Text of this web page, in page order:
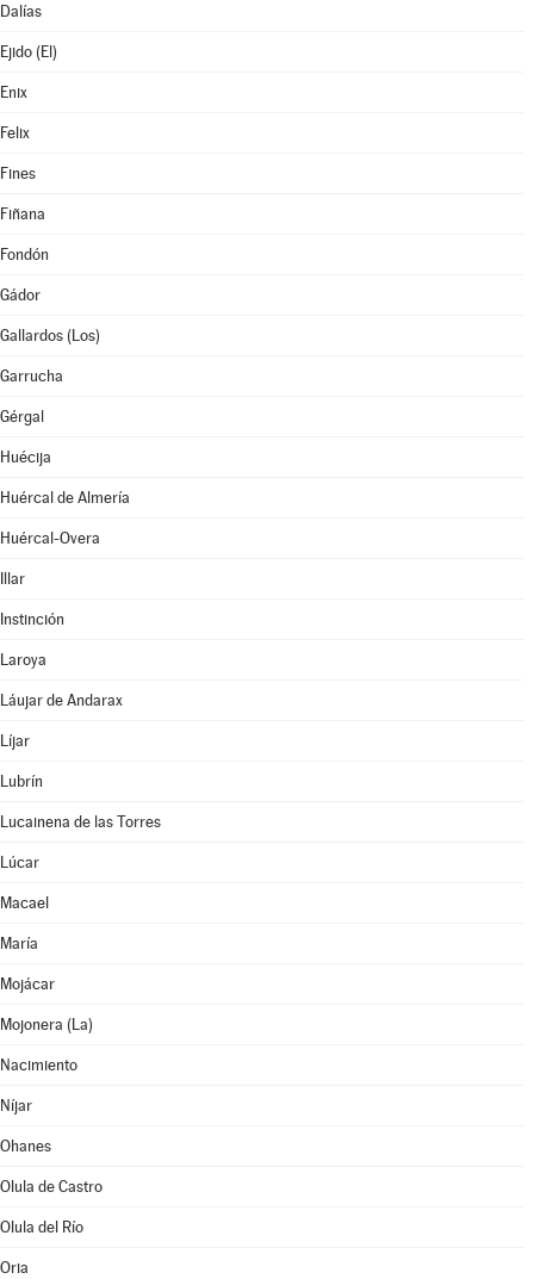
Dalías
Ejido (El)
Enix
Felix
Fines
Fiñana
Fondón
Gádor
Gallardos (Los)
Garrucha
Gérgal
Huécija
Huércal de Almería
Huércal-Overa
Illar
Instinción
Laroya
Láujar de Andarax
Líjar
Lubrín
Lucainena de las Torres
Lúcar
Macael
María
Mojácar
Mojonera (La)
Nacimiento
Níjar
Ohanes
Olula de Castro
Olula del Río
Oria